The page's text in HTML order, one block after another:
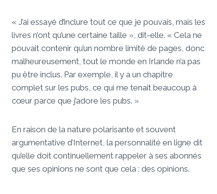
« J’ai essayé d’inclure tout ce que je pouvais, mais les
livres n’ont qu’une certaine taille », dit-elle. « Cela ne
pouvait contenir qu’un nombre limité de pages, donc
malheureusement, tout le monde en Irlande n’a pas
pu être inclus. Par exemple, il y a un chapitre
complet sur les pubs, ce qui me tenait beaucoup à
cœur parce que j’adore les pubs. »
En raison de la nature polarisante et souvent
argumentative d’Internet, la personnalité en ligne dit
qu’elle doit continuellement rappeler à ses abonnés
que ses opinions ne sont que cela : des opinions.